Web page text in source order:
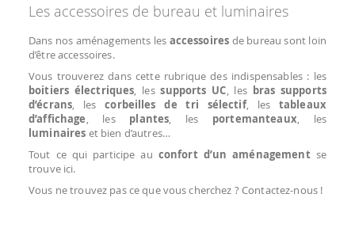
Les accessoires de bureau et luminaires
Dans nos aménagements les accessoires de bureau sont loin
d’être accessoires.
Vous trouverez dans cette rubrique des indispensables : les
boitiers électriques, lessupports UC, lesbras supports
d’écrans, lescorbeilles de tri sélectif, les tableaux
d’affichage, les plantes, les portemanteaux, les
luminaires et bien d’autres…
Tout ce qui participe au confort d’un aménagementse
trouve ici.
Vous ne trouvez pas ce que vous cherchez ? Contactez-nous !